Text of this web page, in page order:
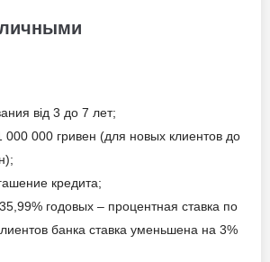
доходов
налоговый номер);
Справка о доходах или
выписка с зарплатного
счета;
Стаж на последнем месте
кредита
Через кассы банка – без
від 3 до 7 лет;
000 гривен (для новых клиентов до
кредита;
годовых – процентная ставка по
банка ставка уменьшена на 3%